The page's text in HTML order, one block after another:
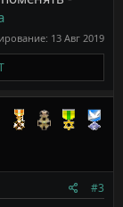
13 Авг 2019
#3